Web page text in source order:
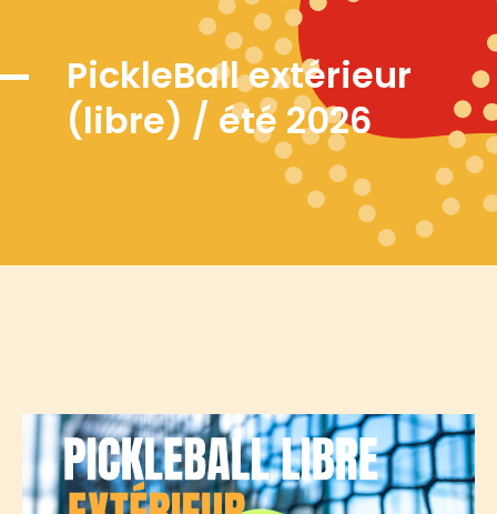
PickleBall extérieur
(libre) / été 2026